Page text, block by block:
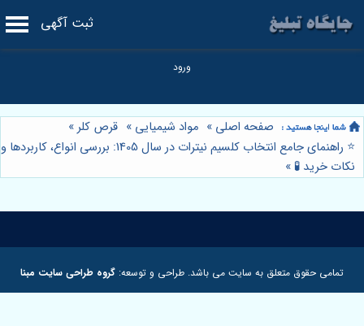
ثبت آگهی
صفحه اصلی » مواد شیمیایی » قرص کلر»
⭐️ راهنمای جامع انتخاب کلسیم نیترات در سال 1405: بررسی انواع، کاربردها و
نکات خرید 🧪 »
تمامی حقوق متعلق به سایت می باشد. طراحی و توسعه: گروه طراحی سایت مبنا